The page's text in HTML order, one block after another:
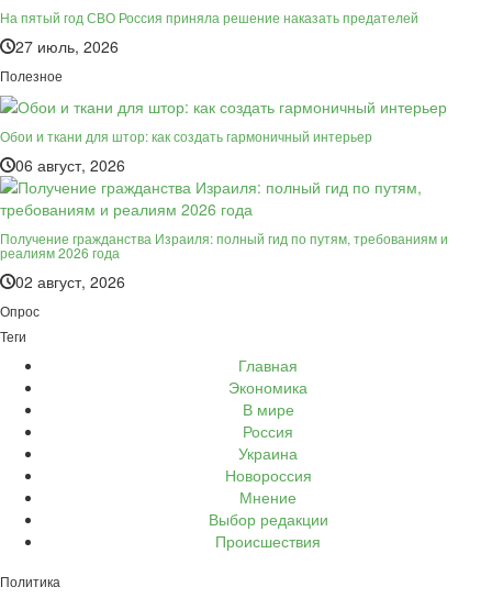
На пятый год СВО Россия приняла решение наказать предателей
27 июль, 2026
Полезное
Обои и ткани для штор: как создать гармоничный интерьер
06 август, 2026
Получение гражданства Израиля: полный гид по путям, требованиям и
реалиям 2026 года
02 август, 2026
Опрос
Теги
Главная
Экономика
В мире
Россия
Украина
Новороссия
Мнение
Выбор редакции
Происшествия
Политика